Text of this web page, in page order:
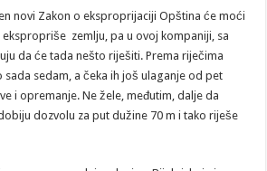
novi Zakon o eksproprijaciji Opština će moći
zemlju, pa u ovoj kompaniji, sa
da će tada nešto riješiti. Prema riječima
sada sedam, a čeka ih još ulaganje od pet
i opremanje. Ne žele, međutim, dalje da
dozvolu za put dužine 70 m i tako riješe